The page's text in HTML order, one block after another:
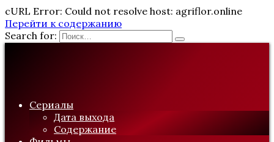
cURL Error: Could not resolve host: agriflor.online
Перейти к содержанию
Search for:
Сериалы
Дата выхода
Содержание